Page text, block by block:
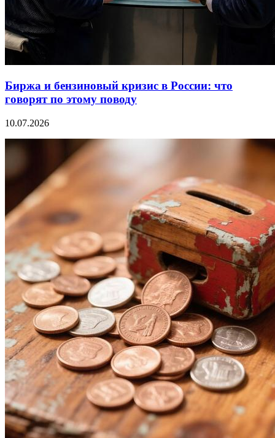
Биржа и бензиновый кризис в России: что
говорят по этому поводу
10.07.2026